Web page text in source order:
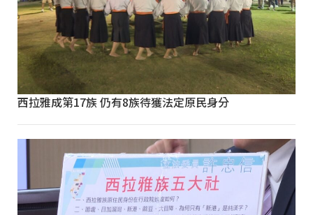
西拉雅成第17族 仍有8族待獲法定原民身分